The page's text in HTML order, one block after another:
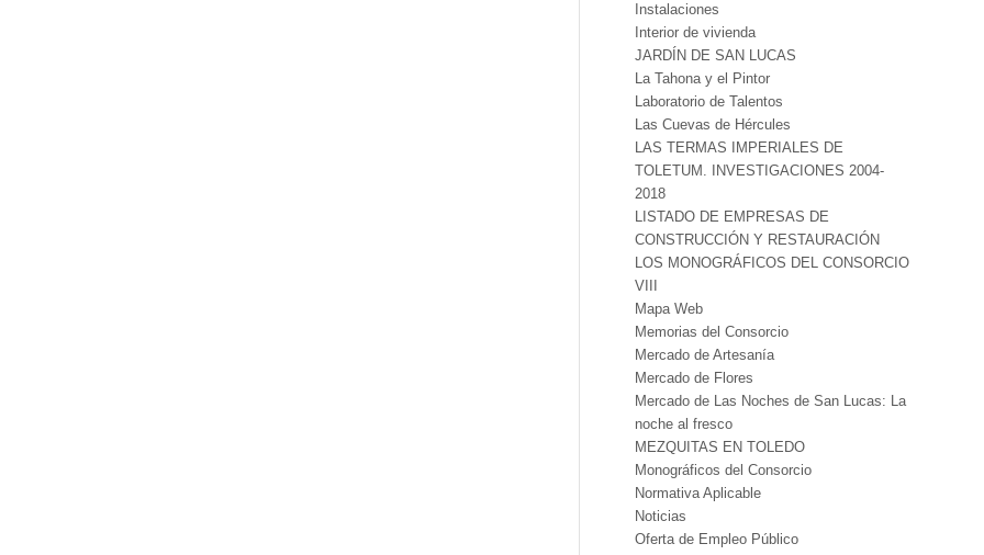
Instalaciones
Interior de vivienda
JARDÍN DE SAN LUCAS
La Tahona y el Pintor
Laboratorio de Talentos
Las Cuevas de Hércules
LAS TERMAS IMPERIALES DE
TOLETUM. INVESTIGACIONES 2004-
2018
LISTADO DE EMPRESAS DE
CONSTRUCCIÓN Y RESTAURACIÓN
LOS MONOGRÁFICOS DEL CONSORCIO
VIII
Mapa Web
Memorias del Consorcio
Mercado de Artesanía
Mercado de Flores
Mercado de Las Noches de San Lucas: La
noche al fresco
MEZQUITAS EN TOLEDO
Monográficos del Consorcio
Normativa Aplicable
Noticias
Oferta de Empleo Público